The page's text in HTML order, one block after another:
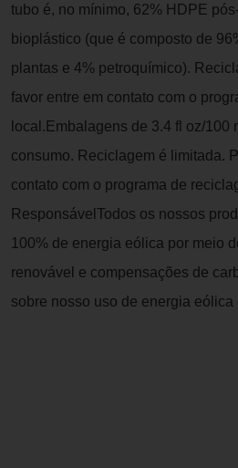
tubo é, no mínimo, 62% HDPE
bioplástico (que é composto de
plantas e 4% petroquímico).
favor entre em contato com o
local.Embalagens de 3.4 fl oz/100
consumo. Reciclagem é limitada.
contato com o programa de
ResponsávelTodos os nossos
100% de energia eólica por meio
renovável e compensações de
sobre nosso uso de energia